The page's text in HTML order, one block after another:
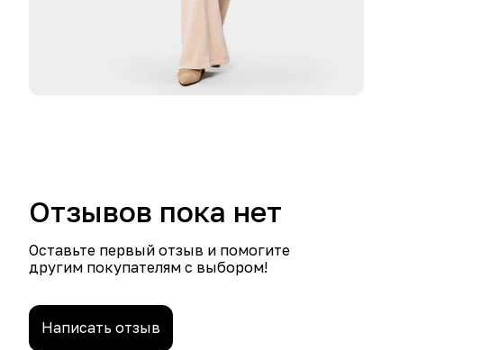
Отзывов пока нет
Оставьте первый отзыв и помогите
другим покупателям с выбором!
Написать отзыв